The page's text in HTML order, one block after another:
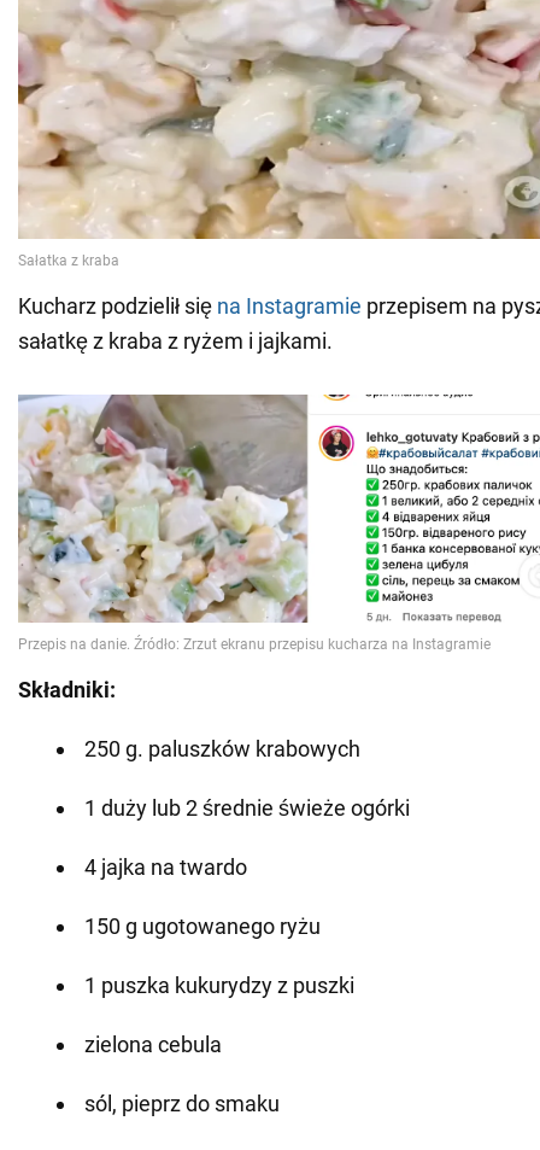
Kucharz podzielił się na Instagramie przepisem na
sałatkę z kraba z ryżem i jajkami.
Składniki:
250 g. paluszków krabowych
1 duży lub 2 średnie świeże ogórki
4 jajka na twardo
150 g ugotowanego ryżu
1 puszka kukurydzy z puszki
zielona cebula
sól, pieprz do smaku